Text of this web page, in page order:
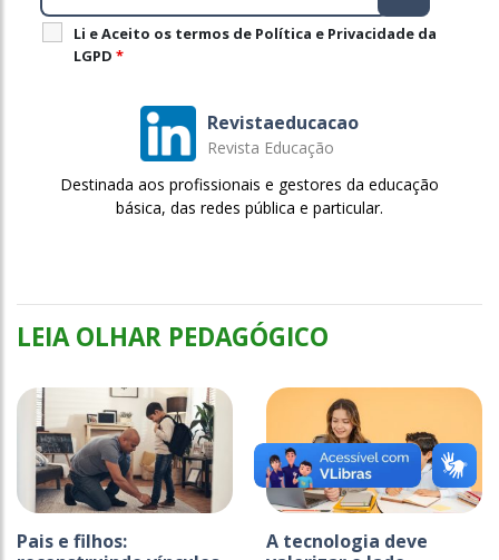
Li e Aceito os termos de Política e Privacidade da
LGPD *
Revistaeducacao
Revista Educação
Destinada aos profissionais e gestores da educação
básica, das redes pública e particular.
LEIA OLHAR PEDAGÓGICO
Pais e filhos:
A tecnologia deve